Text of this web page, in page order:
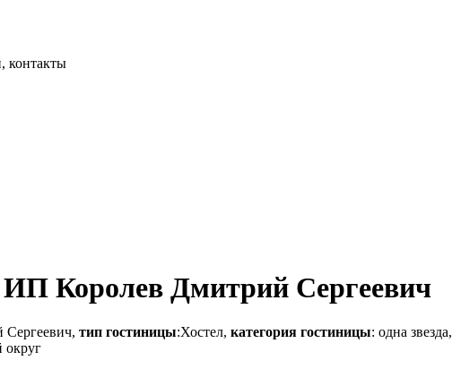
контакты
Королев Дмитрий Сергеевич
тип гостиницы:Хостел, категория гостиницы: одна звезда,
округ